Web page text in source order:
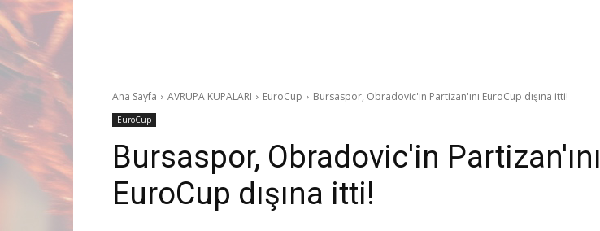
Ana Sayfa AVRUPA KUPALARI EuroCup Bursaspor, Obradovic'in Partizan'ını EuroCup dışına itti!
EuroCup
Bursaspor, Obradovic'in Partizan'ını
EuroCup dışına itti!